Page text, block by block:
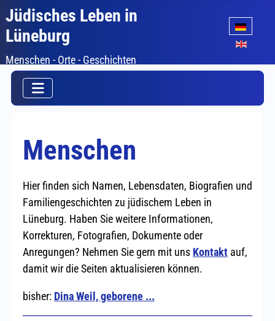
Jüdisches Leben in
Lüneburg
Menschen - Orte - Geschichten
Sprache